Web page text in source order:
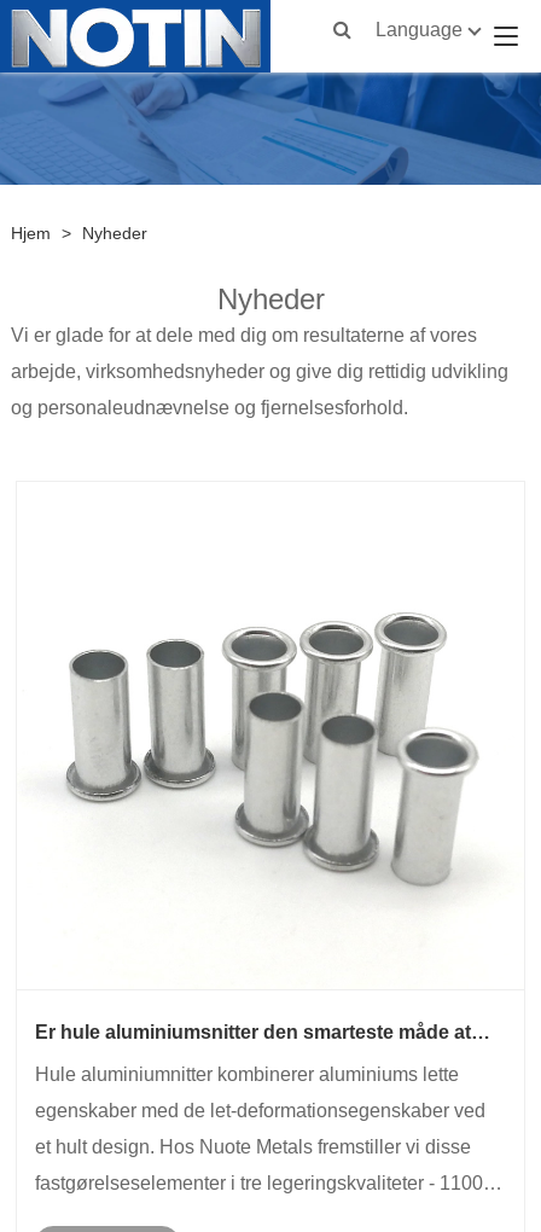
Language
Hjem > Nyheder
Nyheder
Vi er glade for at dele med dig om resultaterne af vores
arbejde, virksomhedsnyheder og give dig rettidig udvikling
og personaleudnævnelse og fjernelsesforhold.
Er hule aluminiumsnitter den smarteste måde at
Hule aluminiumnitter kombinerer aluminiums lette
egenskaber med de let-deformationsegenskaber ved
et hult design. Hos Nuote Metals fremstiller vi disse
fastgørelseselementer i tre legeringskvaliteter - 1100,